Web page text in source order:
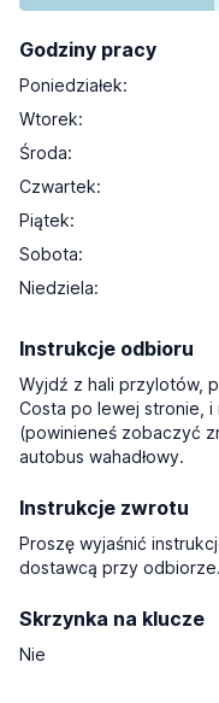
Godziny pracy
Poniedziałek:
Wtorek:
Środa:
Czwartek:
Piątek:
Sobota:
Niedziela:
Instrukcje odbioru
Wyjdź z hali przylotów,
Costa po lewej stronie,
(powinieneś zobaczyć
autobus wahadłowy.
Instrukcje zwrotu
Proszę wyjaśnić
dostawcą przy odbiorze.
Skrzynka na klucze
Nie